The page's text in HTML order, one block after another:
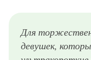
Для
девушек,